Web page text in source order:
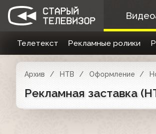
Телетекст Рекламные ролики
Архив НТВ Оформление
Рекламная заставка